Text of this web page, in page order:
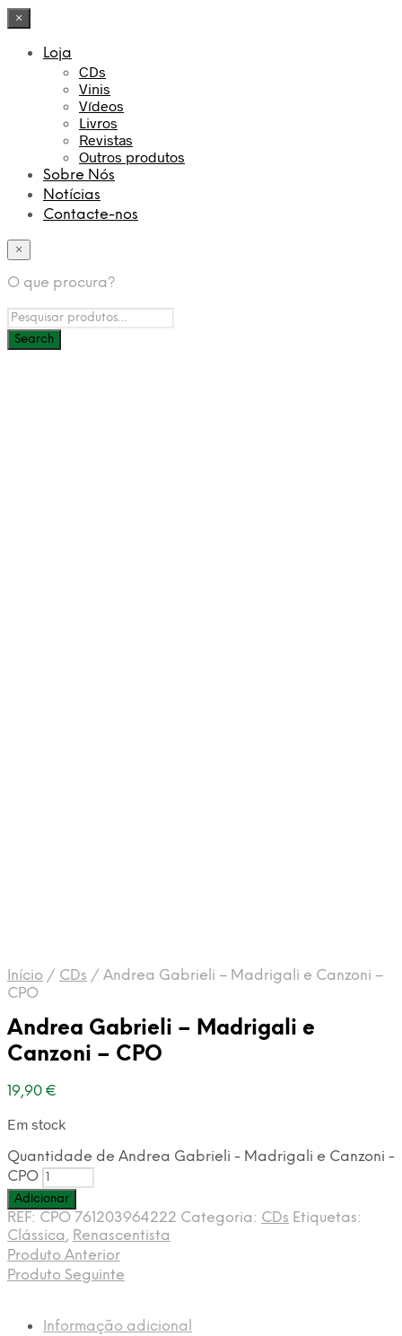
×
Loja
CDs
Vinis
Vídeos
Livros
Revistas
Outros produtos
Sobre Nós
Notícias
Contacte-nos
×
O que procura?
Início / CDs / Andrea Gabrieli – Madrigali e Canzoni –
CPO
Andrea Gabrieli – Madrigali e
Canzoni – CPO
19,90 €
Em stock
Quantidade de Andrea Gabrieli - Madrigali e Canzoni -
CPO
Adicionar
REF: CPO 761203964222 Categoria: CDs Etiquetas:
Clássica, Renascentista
Produto Anterior
Produto Seguinte
Informação adicional